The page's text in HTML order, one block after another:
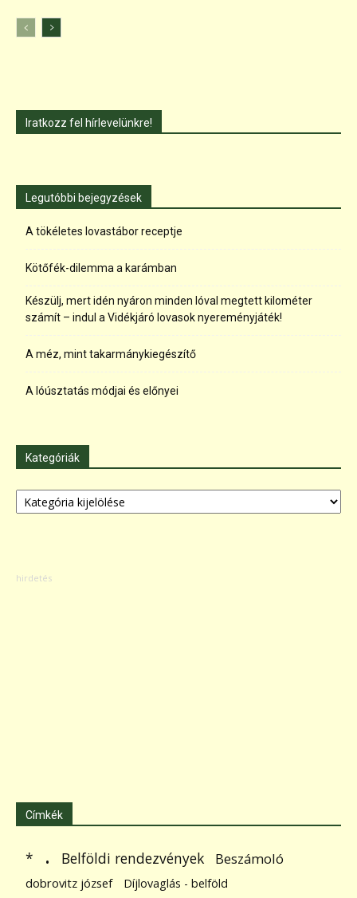
Iratkozz fel hírlevelünkre!
Legutóbbi bejegyzések
A tökéletes lovastábor receptje
Kötőfék-dilemma a karámban
Készülj, mert idén nyáron minden lóval megtett kilométer
számít – indul a Vidékjáró lovasok nyereményjáték!
A méz, mint takarmánykiegészítő
A lóúsztatás módjai és előnyei
Kategóriák
Kategóriák
Címkék
* . Belföldi rendezvények Beszámoló
dobrovitz józsef
Díjlovaglás - belföld